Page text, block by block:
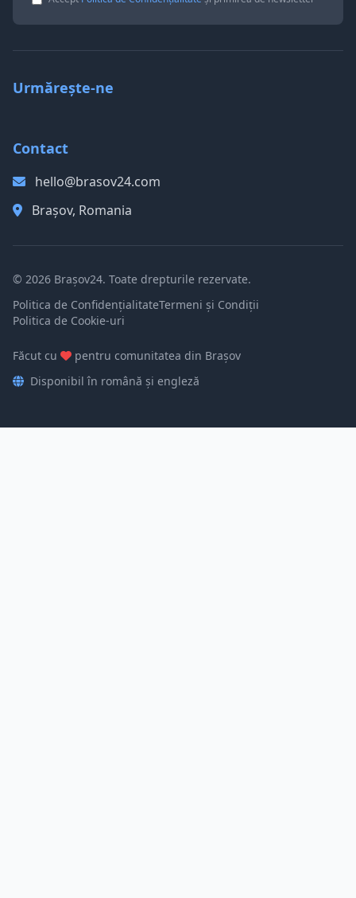
Urmărește-ne
Contact
hello@brasov24.com
Brașov, Romania
© 2026 Brașov24. Toate drepturile rezervate.
Politica de ConfidențialitateTermeni și Condiții
Politica de Cookie-uri
Făcut cu
pentru comunitatea din Brașov
Disponibil în română și engleză